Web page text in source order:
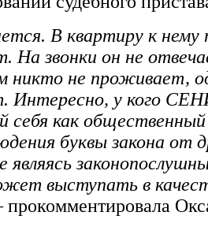
В квартиру к нему
На звонки он не
никто не проживает,
Интересно, у кого
себя как
буквы закона от
выступать в
прокомментировала